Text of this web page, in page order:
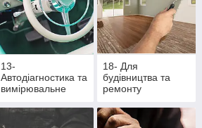
13-
Автодіагностика та
вимірювальне
18- Для
будівництва та
ремонту